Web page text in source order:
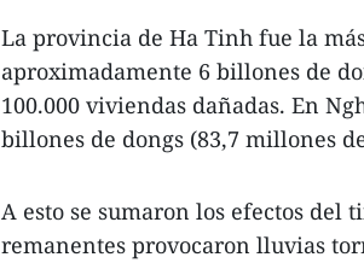
La provincia de Ha Tinh fue la
aproximadamente 6 billones de
100.000 viviendas dañadas. En
billones de dongs (83,7 millones
A esto se sumaron los efectos del
remanentes provocaron lluvias